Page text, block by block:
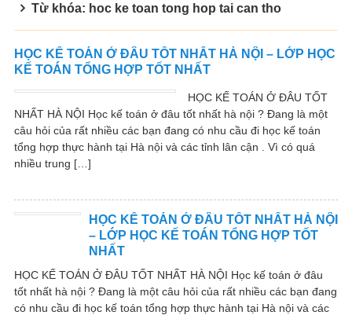
Từ khóa: hoc ke toan tong hop tai can tho
HỌC KẾ TOÁN Ở ĐÂU TỐT NHẤT HÀ NỘI – LỚP HỌC
KẾ TOÁN TỔNG HỢP TỐT NHẤT
HỌC KẾ TOÁN Ở ĐÂU TỐT
NHẤT HÀ NỘI Học kế toán ở đâu tốt nhất hà nội ? Đang là một
câu hỏi của rất nhiều các bạn đang có nhu cầu đi học kế toán
tổng hợp thực hành tại Hà nội và các tỉnh lân cận . Vì có quá
nhiều trung […]
HỌC KẾ TOÁN Ở ĐÂU TỐT NHẤT HÀ NỘI
– LỚP HỌC KẾ TOÁN TỔNG HỢP TỐT
NHẤT
HỌC KẾ TOÁN Ở ĐÂU TỐT NHẤT HÀ NỘI Học kế toán ở đâu
tốt nhất hà nội ? Đang là một câu hỏi của rất nhiều các bạn đang
có nhu cầu đi học kế toán tổng hợp thực hành tại Hà nội và các